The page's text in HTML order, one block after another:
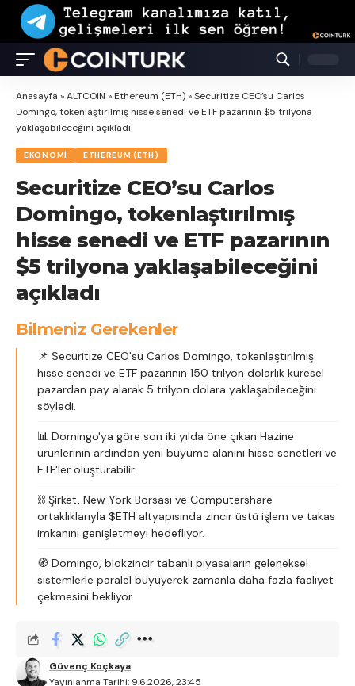
Anasayfa »ALTCOIN »Ethereum (ETH)»Securitize CEO’su Carlos
Domingo, tokenlaştırılmış hisse senedi ve ETF pazarının $5 trilyona
yaklaşabileceğini açıkladı
EKONOMI ETHEREUM (ETH)
Securitize CEO’su Carlos
Domingo, tokenlaştırılmış
hisse senedi ve ETF pazarının
$5 trilyona yaklaşabileceğini
açıkladı
Bilmeniz Gerekenler
📌 Securitize CEO'su Carlos Domingo, tokenlaştırılmış
hisse senedi ve ETF pazarının 150 trilyon dolarlık küresel
pazardan pay alarak 5 trilyon dolara yaklaşabileceğini
söyledi.
📊 Domingo'ya göre son iki yılda öne çıkan Hazine
ürünlerinin ardından yeni büyüme alanını hisse senetleri ve
ETF'ler oluşturabilir.
⛓️ Şirket, New York Borsası ve Computershare
ortaklıklarıyla $ETH altyapısında zincir üstü işlem ve takas
imkanını genişletmeyi hedefliyor.
🧭 Domingo, blokzincir tabanlı piyasaların geleneksel
sistemlerle paralel büyüyerek zamanla daha fazla faaliyet
çekmesini bekliyor.
Yayınlanma Tarihi: 9.6.2026, 23:45
Güvenç Koçkaya